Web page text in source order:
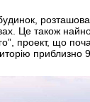
Це також
проект, що
приблизно